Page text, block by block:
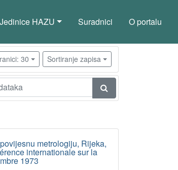
Jedinice HAZU Suradnici O portalu
30 Sortiranje zapisa
metrologiju, Rijeka,
internationale sur la
1973